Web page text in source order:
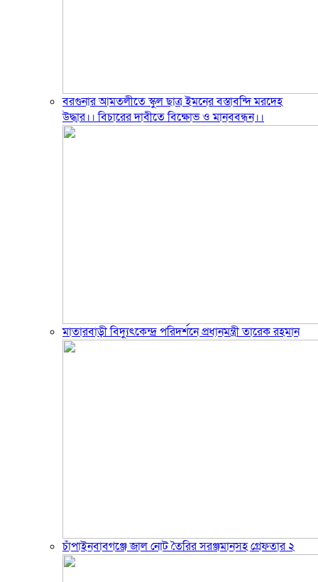
বরগুনার আমতলীতে স্কুল ছাত্র ইমনের বস্তাবন্দি মরদেহ
উদ্ধার।। বিচারের দাবীতে বিক্ষোভ ও মানববন্ধন।।
মাতারবাড়ী বিদ্যুৎকেন্দ্র পরিদর্শনে প্রধানমন্ত্রী তারেক রহমান
চাঁপাইনবাবগঞ্জে জাল নোট তৈরির সরঞ্জমানসহ গ্রেফতার ২